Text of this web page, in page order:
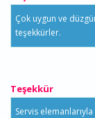
Çok uygun ve
teşekkürler.
Teşekkür
Servis